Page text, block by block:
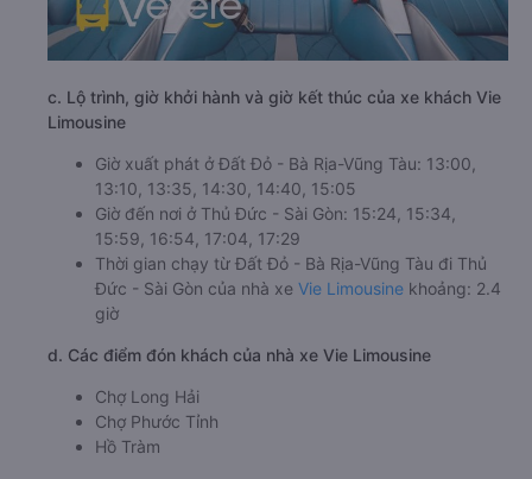
c. Lộ trình, giờ khởi hành và giờ kết thúc của xe khách Vie
Limousine
Giờ xuất phát ở Đất Đỏ - Bà Rịa-Vũng Tàu: 13:00,
13:10, 13:35, 14:30, 14:40, 15:05
Giờ đến nơi ở Thủ Đức - Sài Gòn: 15:24, 15:34,
15:59, 16:54, 17:04, 17:29
Thời gian chạy từ Đất Đỏ - Bà Rịa-Vũng Tàu đi Thủ
Đức - Sài Gòn của nhà xe Vie Limousine khoảng: 2.4
giờ
d. Các điểm đón khách của nhà xe Vie Limousine
Chợ Long Hải
Chợ Phước Tỉnh
Hồ Tràm